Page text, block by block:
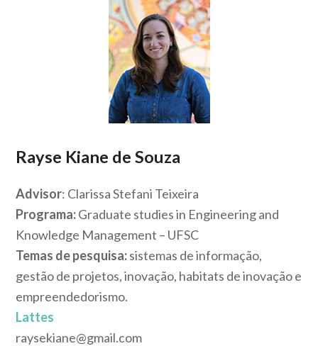
Rayse Kiane de Souza
Advisor: Clarissa Stefani Teixeira
Programa:Graduate studies in Engineering and
Knowledge Management – UFSC
Temas de pesquisa:sistemas de informação,
gestão de projetos, inovação, habitats de inovação e
empreendedorismo.
Lattes
raysekiane@gmail.com